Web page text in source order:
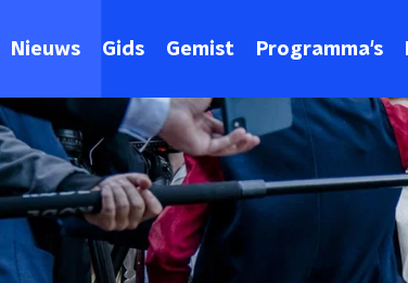
Nieuws Gids Gemist Programma's